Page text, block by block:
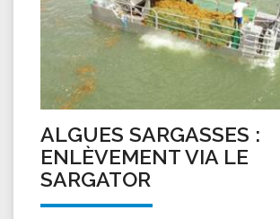
ALGUES SARGASSES :
ENLÈVEMENT VIA LE
SARGATOR